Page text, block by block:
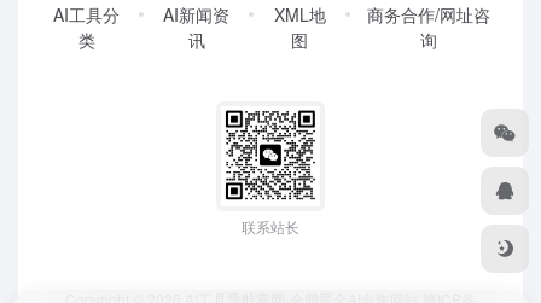
AI工具分
类
AI新闻资
讯
XML地
图
商务合作/网址咨
询
联系站长